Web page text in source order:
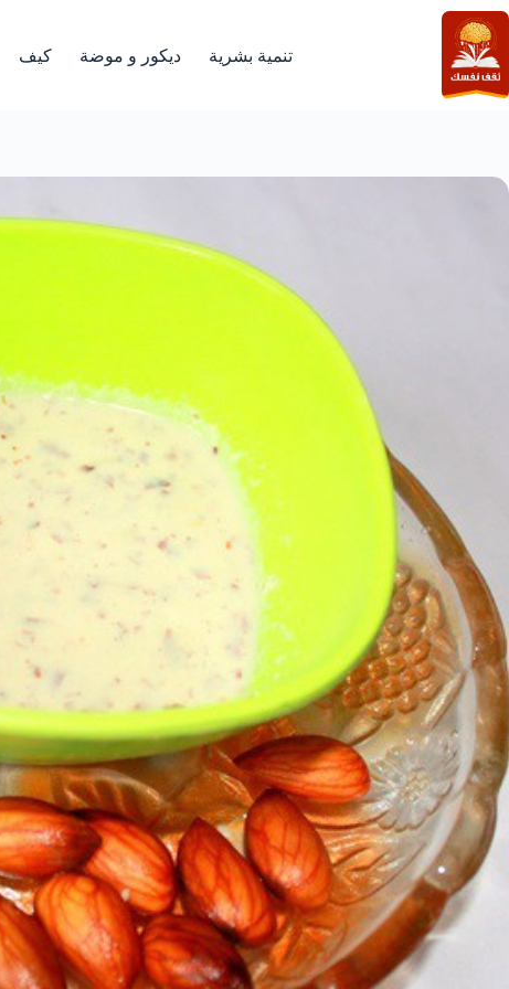
التجاوز
إلى
المحتوى
تنمية بشرية ديكور و موضة كيف